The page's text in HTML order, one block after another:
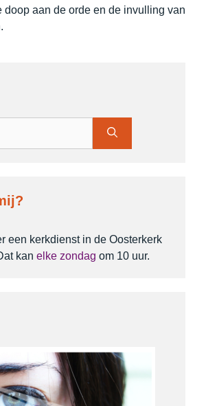
doop aan de orde en de invulling van
een kerkdienst in de Oosterkerk
kan elke zondag om 10 uur.